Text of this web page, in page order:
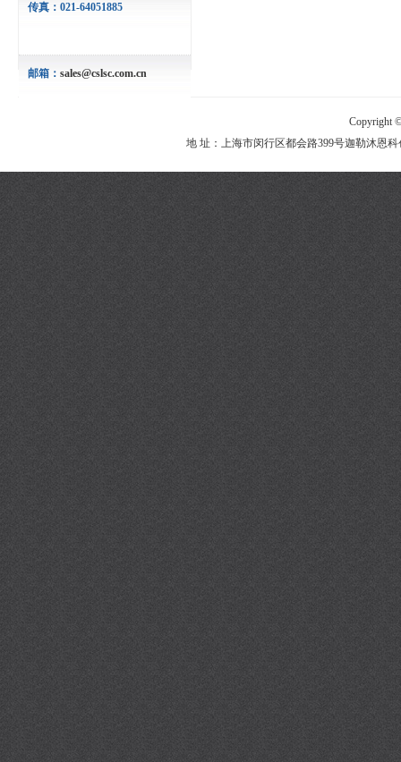
传真：021-64051885
邮箱： sales@cslsc.com.cn
Copyright
地 址：上海市闵行区都会路399号迦勒沐恩